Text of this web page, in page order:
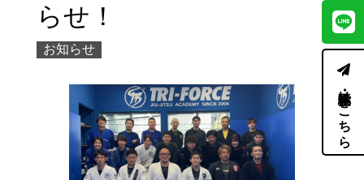
らせ！
お知らせ
体験・見学はこちら